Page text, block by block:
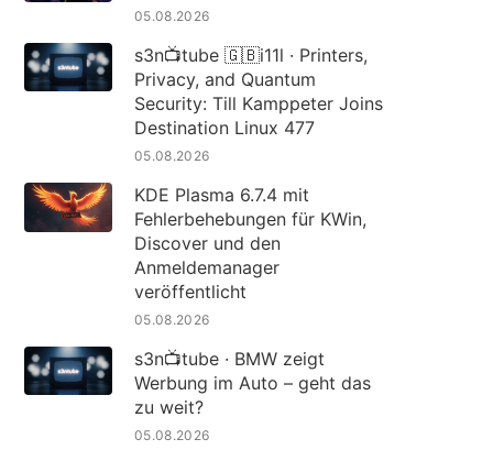
05.08.2026
s3n📺tube 🇬🇧i11l · Printers,
Privacy, and Quantum
Security: Till Kamppeter Joins
Destination Linux 477
05.08.2026
KDE Plasma 6.7.4 mit
Fehlerbehebungen für KWin,
Discover und den
Anmeldemanager
veröffentlicht
05.08.2026
s3n📺tube · BMW zeigt
Werbung im Auto – geht das
zu weit?
05.08.2026